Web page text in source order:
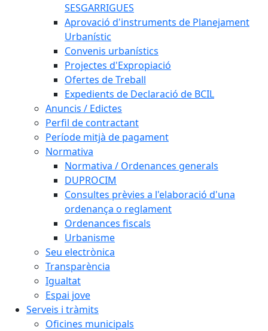
SESGARRIGUES
Aprovació d'instruments de Planejament
Urbanístic
Convenis urbanístics
Projectes d'Expropiació
Ofertes de Treball
Expedients de Declaració de BCIL
Anuncis / Edictes
Perfil de contractant
Període mitjà de pagament
Normativa
Normativa / Ordenances generals
DUPROCIM
Consultes prèvies a l'elaboració d'una
ordenança o reglament
Ordenances fiscals
Urbanisme
Seu electrònica
Transparència
Igualtat
Espai jove
Serveis i tràmits
Oficines municipals